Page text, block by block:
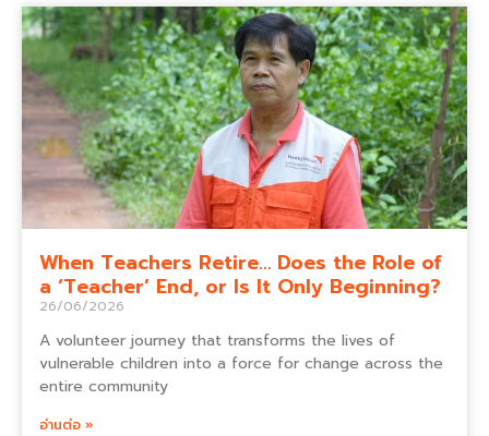
When Teachers Retire… Does the Role of
a ‘Teacher’ End, or Is It Only Beginning?
26/06/2026
A volunteer journey that transforms the lives of
vulnerable children into a force for change across the
entire community
อ่านต่อ »